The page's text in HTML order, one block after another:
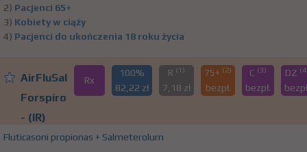
2) Pacjenci 65+
3) Kobiety w ciąży
4) Pacjenci do ukończenia 18 roku życia
AirFluSal
Forspiro
- (IR)
Rx
100%
82,22 zł
R (1)
7,18 zł
75+ (2)
bezpł.
C (3)
bezpł.
DZ
Fluticasoni propionas + Salmeterolum